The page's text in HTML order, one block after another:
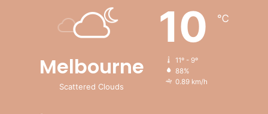
Melbourne
Scattered Clouds
10 ℃
11º - 9º
88%
0.89 km/h